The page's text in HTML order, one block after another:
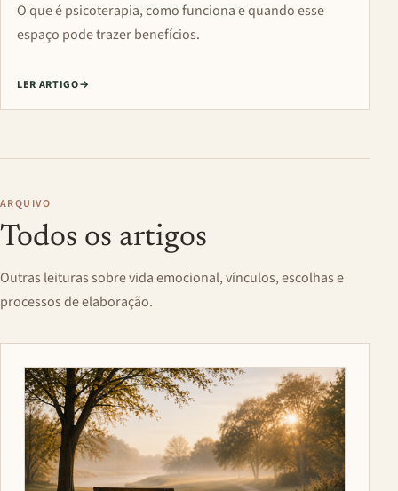
O que é psicoterapia, como funciona e quando esse
espaço pode trazer benefícios.
LER ARTIGO→
ARQUIVO
Todos os artigos
Outras leituras sobre vida emocional, vínculos, escolhas e
processos de elaboração.